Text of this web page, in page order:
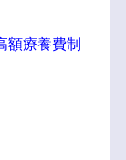
額療養費制